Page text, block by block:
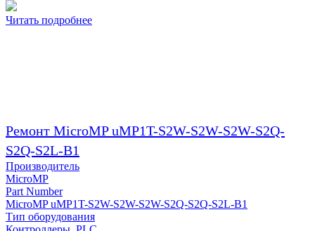
Читать подробнее
Ремонт MicroMP uMP1T-S2W-S2W-S2W-S2Q-
S2Q-S2L-B1
Производитель
MicroMP
Part Number
MicroMP uMP1T-S2W-S2W-S2W-S2Q-S2Q-S2L-B1
Тип оборудования